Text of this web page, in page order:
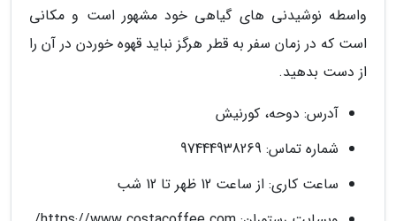
واسطه نوشیدنی های گیاهی خود مشهور است و مکانی
است که در زمان سفر به قطر هرگز نباید قهوه خوردن در آن را
از دست بدهید.
آدرس: دوحه، کورنیش
شماره تماس: 97444938269
ساعت کاری: از ساعت 12 ظهر تا 12 شب